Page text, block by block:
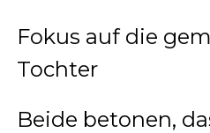
Fokus auf die
Tochter
Beide betonen,